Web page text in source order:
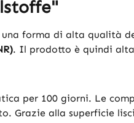
una forma di alta qualità
. Il prodotto è quindi
per 100 giorni. Le
Grazie alla superficie